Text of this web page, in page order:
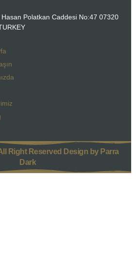
Polatkan Caddesi No:47 07320
Right Reserved Design by Parra
Dark